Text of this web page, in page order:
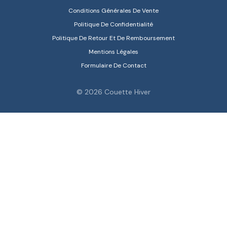
Conditions Générales De Vente
Politique De Confidentialité
Politique De Retour Et De Remboursement
Mentions Légales
Formulaire De Contact
© 2026 Couette Hiver